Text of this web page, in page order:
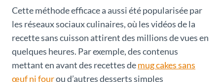
Cette méthode efficace a aussi été popularisée par
les réseaux sociaux culinaires, où les vidéos de la
recette sans cuisson attirent des millions de vues en
quelques heures. Par exemple, des contenus
mettant en avant des recettes demug cakes sans
œuf ni fourou d’autres desserts simples